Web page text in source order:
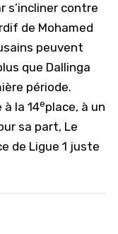
s’incliner contre
de Mohamed
peuvent
que Dallinga
période.
la 14eplace, à un
sa part, Le
de Ligue 1 juste